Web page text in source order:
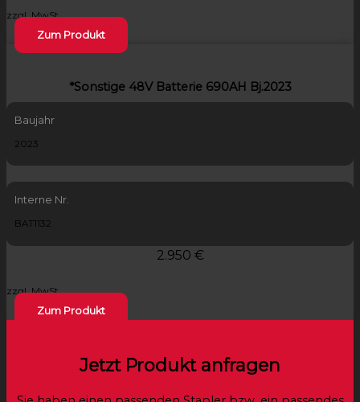
zzgl. MwSt.
Zum Produkt
*Sonstige 48V Batterie 690AH Bj.2023
Baujahr
2023
Interne Nr.
BAT1132
2.950 €
zzgl. MwSt.
Zum Produkt
Jetzt Produkt anfragen